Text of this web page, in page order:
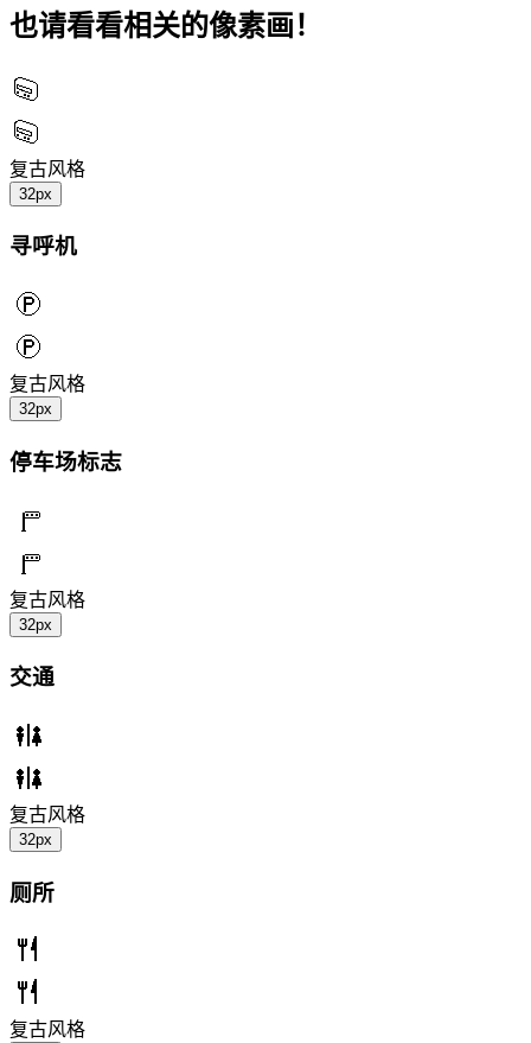
也请看看相关的像素画！
复古风格
32px
寻呼机
复古风格
32px
停车场标志
复古风格
32px
交通
复古风格
32px
厕所
复古风格